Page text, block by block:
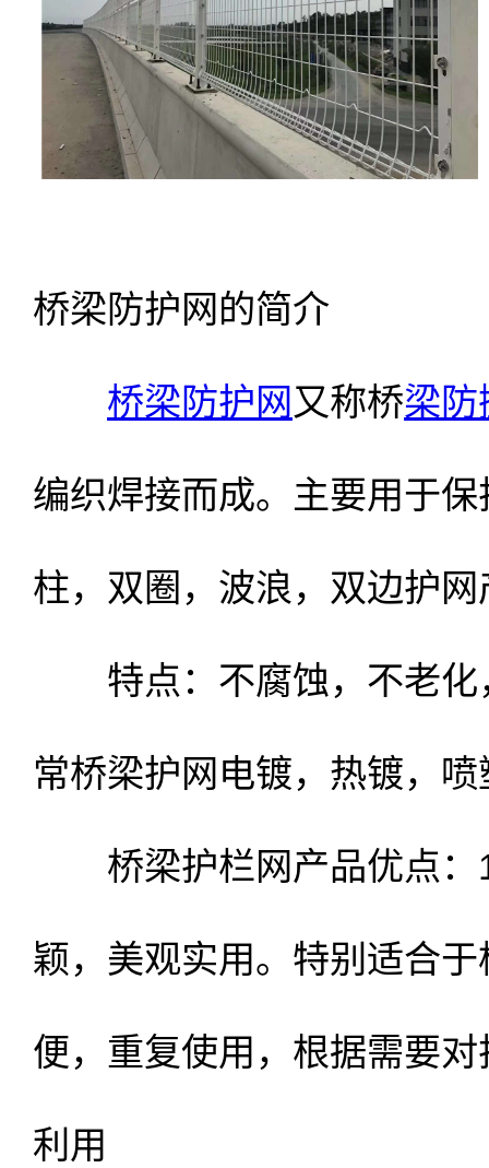
桥梁防护网的简介
桥梁防护网 又称桥梁防
编织焊接而成。主要用于
柱，双圈，波浪，双边护
特点：不腐蚀，不老化
常桥梁护网电镀，热镀，
桥梁护栏网产品优点：1
颖，美观实用。特别适合
便，重复使用，根据需要
利用